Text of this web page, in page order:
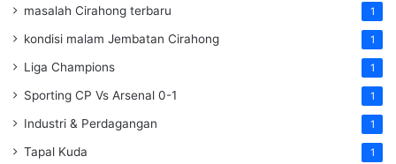
masalah Cirahong terbaru 1
kondisi malam Jembatan Cirahong 1
Liga Champions 1
Sporting CP Vs Arsenal 0-1 1
Industri & Perdagangan 1
Tapal Kuda 1